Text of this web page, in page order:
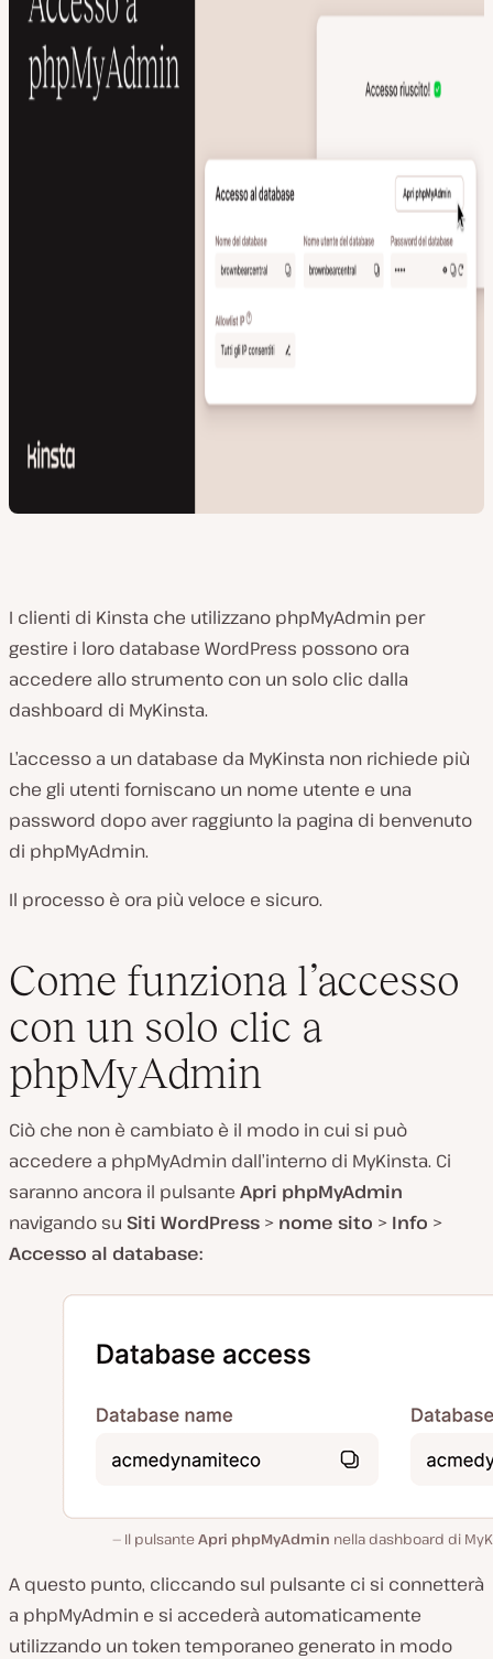
I clienti di Kinsta che utilizzano phpMyAdmin per
gestire i loro database WordPress possono ora
accedere allo strumento con un solo clic dalla
dashboard di MyKinsta.
L’accesso a un database da MyKinsta non richiede più
che gli utenti forniscano un nome utente e una
password dopo aver raggiunto la pagina di benvenuto
di phpMyAdmin.
Il processo è ora più veloce e sicuro.
Come funziona l’accesso
con un solo clic a
phpMyAdmin
Ciò che non è cambiato è il modo in cui si può
accedere a phpMyAdmin dall’interno di MyKinsta. Ci
saranno ancora il pulsante Apri phpMyAdmin
navigando su Siti WordPress > nome sito > Info >
Accesso al database:
Il pulsanteApri phpMyAdmin nella dashboard di
A questo punto, cliccando sul pulsante ci si connetterà
a phpMyAdmin e si accederà automaticamente
utilizzando un token temporaneo generato in modo